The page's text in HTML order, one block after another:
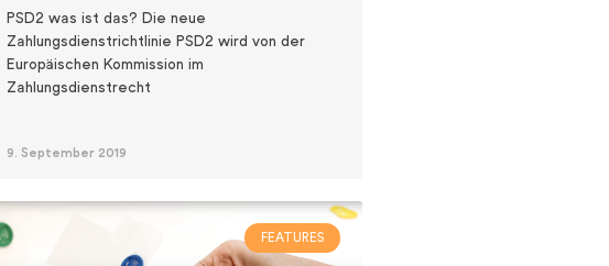
PSD2 was ist das? Die neue
Zahlungsdienstrichtlinie PSD2 wird von der
Europäischen Kommission im
Zahlungsdienstrecht
9. September 2019
FEATURES